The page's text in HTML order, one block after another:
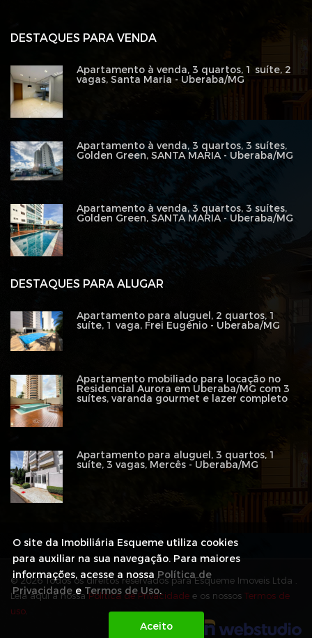
DESTAQUES PARA ALUGAR
Apartamento para aluguel, 2 quartos, 1
suíte, 1 vaga, Frei Eugênio - Uberaba/MG
Apartamento mobiliado para locação no
Residencial Aurora em Uberaba/MG com 3
suítes, varanda gourmet e lazer completo
Apartamento para aluguel, 3 quartos, 1
suíte, 3 vagas, Mercês - Uberaba/MG
DESTAQUES PARA VENDA
Apartamento à venda, 3 quartos, 1 suíte, 2
vagas, Santa Maria - Uberaba/MG
Apartamento à venda, 3 quartos, 3 suítes,
Golden Green, SANTA MARIA - Uberaba/MG
Apartamento à venda, 3 quartos, 3 suítes,
Golden Green, SANTA MARIA - Uberaba/MG
© 2026 Todos os direitos reservados para Esqueme Imoveis Ltda .
Leia aqui a nossaPolítica de Privacidade e os nossos Termos de
uso.
O site da Imobiliária Esqueme utiliza cookies
para auxiliar na sua navegação. Para maiores
informações, acesse a nossa Política de
PrivacidadeeTermos de Uso.